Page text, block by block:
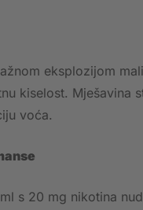
eksplozijom
kiselost. Mješavina
voća.
s 20 mg nikotina